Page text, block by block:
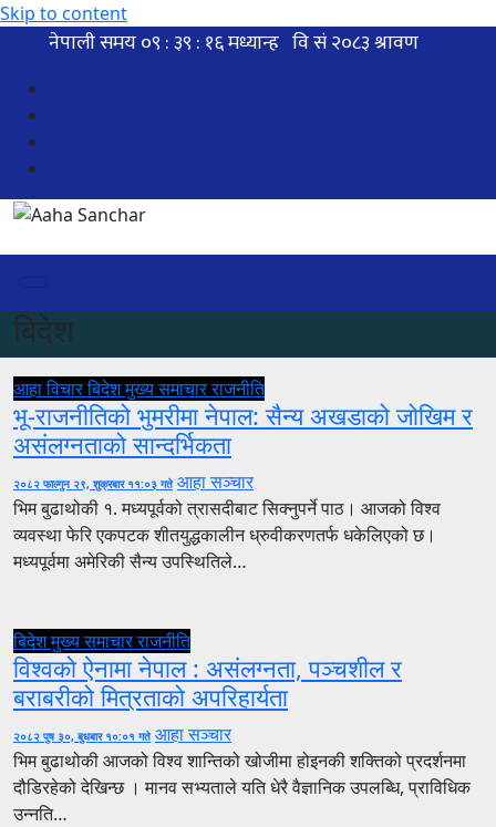
Skip to content
बिदेश
आहा विचारबिदेशमुख्य समाचारराजनीति
भू-राजनीतिको भुमरीमा नेपाल: सैन्य अखडाको जोखिम र
असंलग्नताको सान्दर्भिकता
२०८२ फाल्गुन २९, शुक्रबार ११:०३ गते आहा सञ्चार
भिम बुढाथोकी १. मध्यपूर्वको त्रासदीबाट सिक्नुपर्ने पाठ। आजको विश्व
व्यवस्था फेरि एकपटक शीतयुद्धकालीन ध्रुवीकरणतर्फ धकेलिएको छ।
मध्यपूर्वमा अमेरिकी सैन्य उपस्थितिले…
बिदेशमुख्य समाचारराजनीति
विश्वको ऐनामा नेपाल : असंलग्नता, पञ्चशील र
बराबरीको मित्रताको अपरिहार्यता
२०८२ पुष ३०, बुधबार १०:०१ गते आहा सञ्चार
भिम बुढाथोकी आजको विश्व शान्तिको खोजीमा होइनकी शक्तिको प्रदर्शनमा
दौडिरहेको देखिन्छ । मानव सभ्यताले यति धेरै वैज्ञानिक उपलब्धि, प्राविधिक
उन्नति…